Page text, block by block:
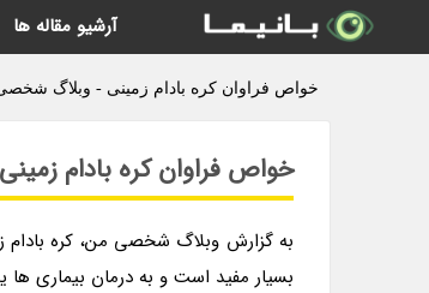
خواص فراوان کره بادام زمینی - وبلاگ
خواص فراوان کره بادام زمینی
به گزارش وبلاگ شخصی من، کره بادام
بسیار مفید است و به درمان بیماری ها
آرشیو مقاله ها